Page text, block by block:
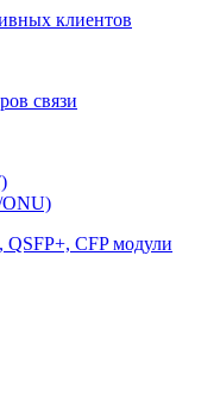
клиентов
связи
ONU)
CFP модули